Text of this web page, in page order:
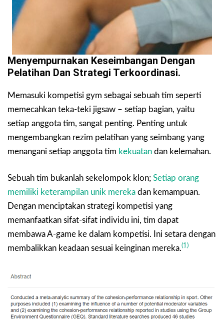
Menyempurnakan Keseimbangan Dengan
Pelatihan Dan Strategi Terkoordinasi.
Memasuki kompetisi gym sebagai sebuah tim seperti
memecahkan teka-teki jigsaw – setiap bagian, yaitu
setiap anggota tim, sangat penting. Penting untuk
mengembangkan rezim pelatihan yang seimbang yang
menangani setiap anggota tim kekuatan dan kelemahan.
Sebuah tim bukanlah sekelompok klon; Setiap orang
memiliki keterampilan unik mereka dan kemampuan.
Dengan menciptakan strategi kompetisi yang
memanfaatkan sifat-sifat individu ini, tim dapat
membawa A-game ke dalam kompetisi. Ini setara dengan
membalikkan keadaan sesuai keinginan mereka.(1)